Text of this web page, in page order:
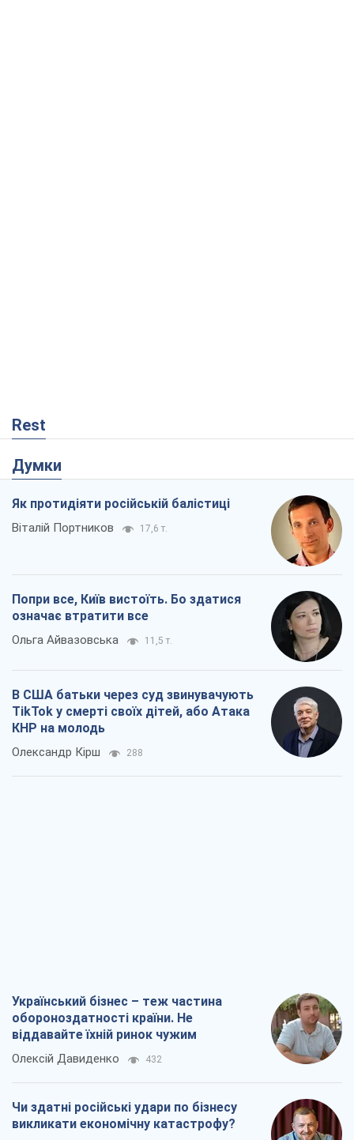
Rest
Думки
Як протидіяти російській балістиці
Віталій Портников 17,6 т.
Попри все, Київ вистоїть. Бо здатися
означає втратити все
Ольга Айвазовська 11,5 т.
В США батьки через суд звинувачують
TikTok у смерті своїх дітей, або Атака
КНР на молодь
Олександр Кірш 288
Український бізнес – теж частина
обороноздатності країни. Не
віддавайте їхній ринок чужим
Олексій Давиденко 432
Чи здатні російські удари по бізнесу
викликати економічну катастрофу?